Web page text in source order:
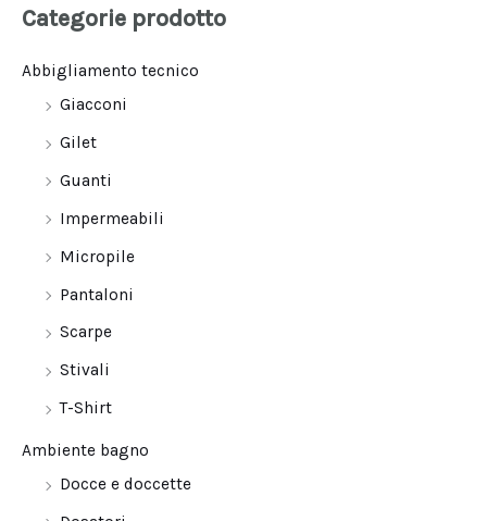
Categorie prodotto
Abbigliamento tecnico
Giacconi
Gilet
Guanti
Impermeabili
Micropile
Pantaloni
Scarpe
Stivali
T-Shirt
Ambiente bagno
Docce e doccette